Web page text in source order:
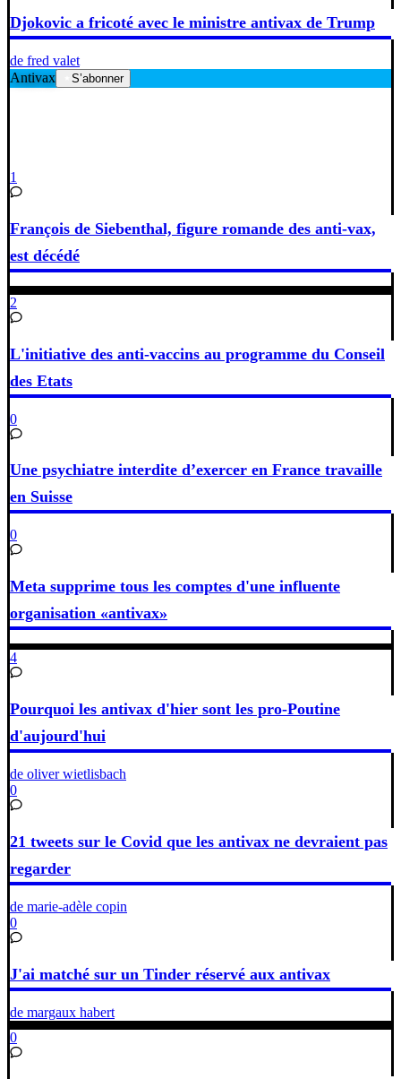
Djokovic a fricoté avec le ministre antivax de Trump
de fred valet
Antivax
S’abonner
1
François de Siebenthal, figure romande des anti-vax,
est décédé
2
L'initiative des anti-vaccins au programme du Conseil
des Etats
0
Une psychiatre interdite d’exercer en France travaille
en Suisse
0
Meta supprime tous les comptes d'une influente
organisation «antivax»
4
Pourquoi les antivax d'hier sont les pro-Poutine
d'aujourd'hui
de oliver wietlisbach
0
21 tweets sur le Covid que les antivax ne devraient pas
regarder
de marie-adèle copin
0
J'ai matché sur un Tinder réservé aux antivax
de margaux habert
0